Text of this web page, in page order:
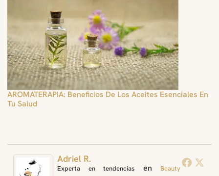
AROMATERAPIA: Beneficios De Los Aceites Esenciales En
Tu Salud
Adriel R.
Experta en tendencias en
Beauty